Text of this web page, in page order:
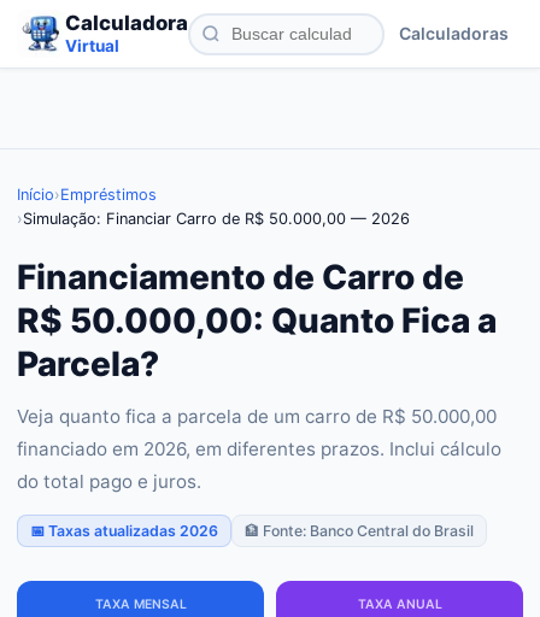
Calculadora
Virtual
Calculadoras
Início›Empréstimos
›Simulação: Financiar Carro de R$ 50.000,00 — 2026
Financiamento de Carro de
R$ 50.000,00: Quanto Fica a
Parcela?
Veja quanto fica a parcela de um carro de R$ 50.000,00
financiado em 2026, em diferentes prazos. Inclui cálculo
do total pago e juros.
📅 Taxas atualizadas 2026 🏦 Fonte: Banco Central do Brasil
TAXA MENSAL TAXA ANUAL